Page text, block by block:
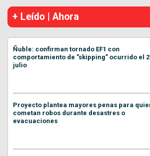
+ Leído | Ahora
Ñuble: confirman tornado EF1 con
comportamiento de "skipping" ocurrido el
julio
Proyecto plantea mayores penas para
cometan robos durante desastres o
evacuaciones